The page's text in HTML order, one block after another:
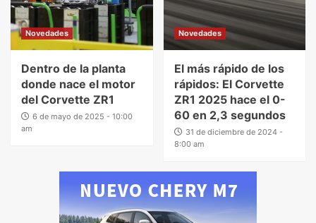
Novedades
Dentro de la planta
donde nace el motor
del Corvette ZR1
6 de mayo de 2025 - 10:00
am
Novedades
El más rápido de los
rápidos: El Corvette
ZR1 2025 hace el 0-
60 en 2,3 segundos
31 de diciembre de 2024 -
8:00 am